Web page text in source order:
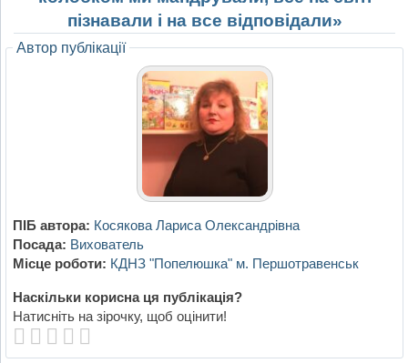
пізнавали і на все відповідали»
Автор публікації
ПІБ автора: Косякова Лариса Олександрівна
Посада: Вихователь
Місце роботи: КДНЗ "Попелюшка" м. Першотравенськ
Наскільки корисна ця публікація?
Натисніть на зірочку, щоб оцінити!